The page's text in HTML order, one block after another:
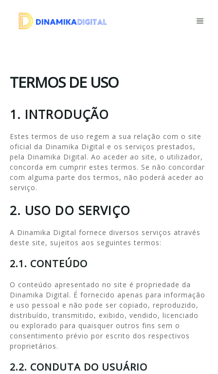
TERMOS DE USO
1. INTRODUÇÃO
Estes termos de uso regem a sua relação com o site
oficial da Dinamika Digital e os serviços prestados,
pela Dinamika Digital. Ao aceder ao site, o utilizador,
concorda em cumprir estes termos. Se não concordar
com alguma parte dos termos, não poderá aceder ao
serviço.
2. USO DO SERVIÇO
A Dinamika Digital fornece diversos serviços através
deste site, sujeitos aos seguintes termos:
2.1. CONTEÚDO
O conteúdo apresentado no site é propriedade da
Dinamika Digital. É fornecido apenas para informação
e uso pessoal e não pode ser copiado, reproduzido,
distribuído, transmitido, exibido, vendido, licenciado
ou explorado para quaisquer outros fins sem o
consentimento prévio por escrito dos respectivos
proprietários.
2.2. CONDUTA DO USUÁRIO